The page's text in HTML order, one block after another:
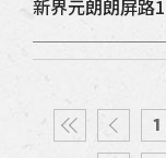
新界元朗朗屏路
1